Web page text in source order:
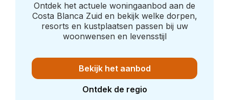
Ontdek het actuele woningaanbod aan de
Costa Blanca Zuid en bekijk welke dorpen,
resorts en kustplaatsen passen bij uw
woonwensen en levensstijl
Bekijk het aanbod
Ontdek de regio